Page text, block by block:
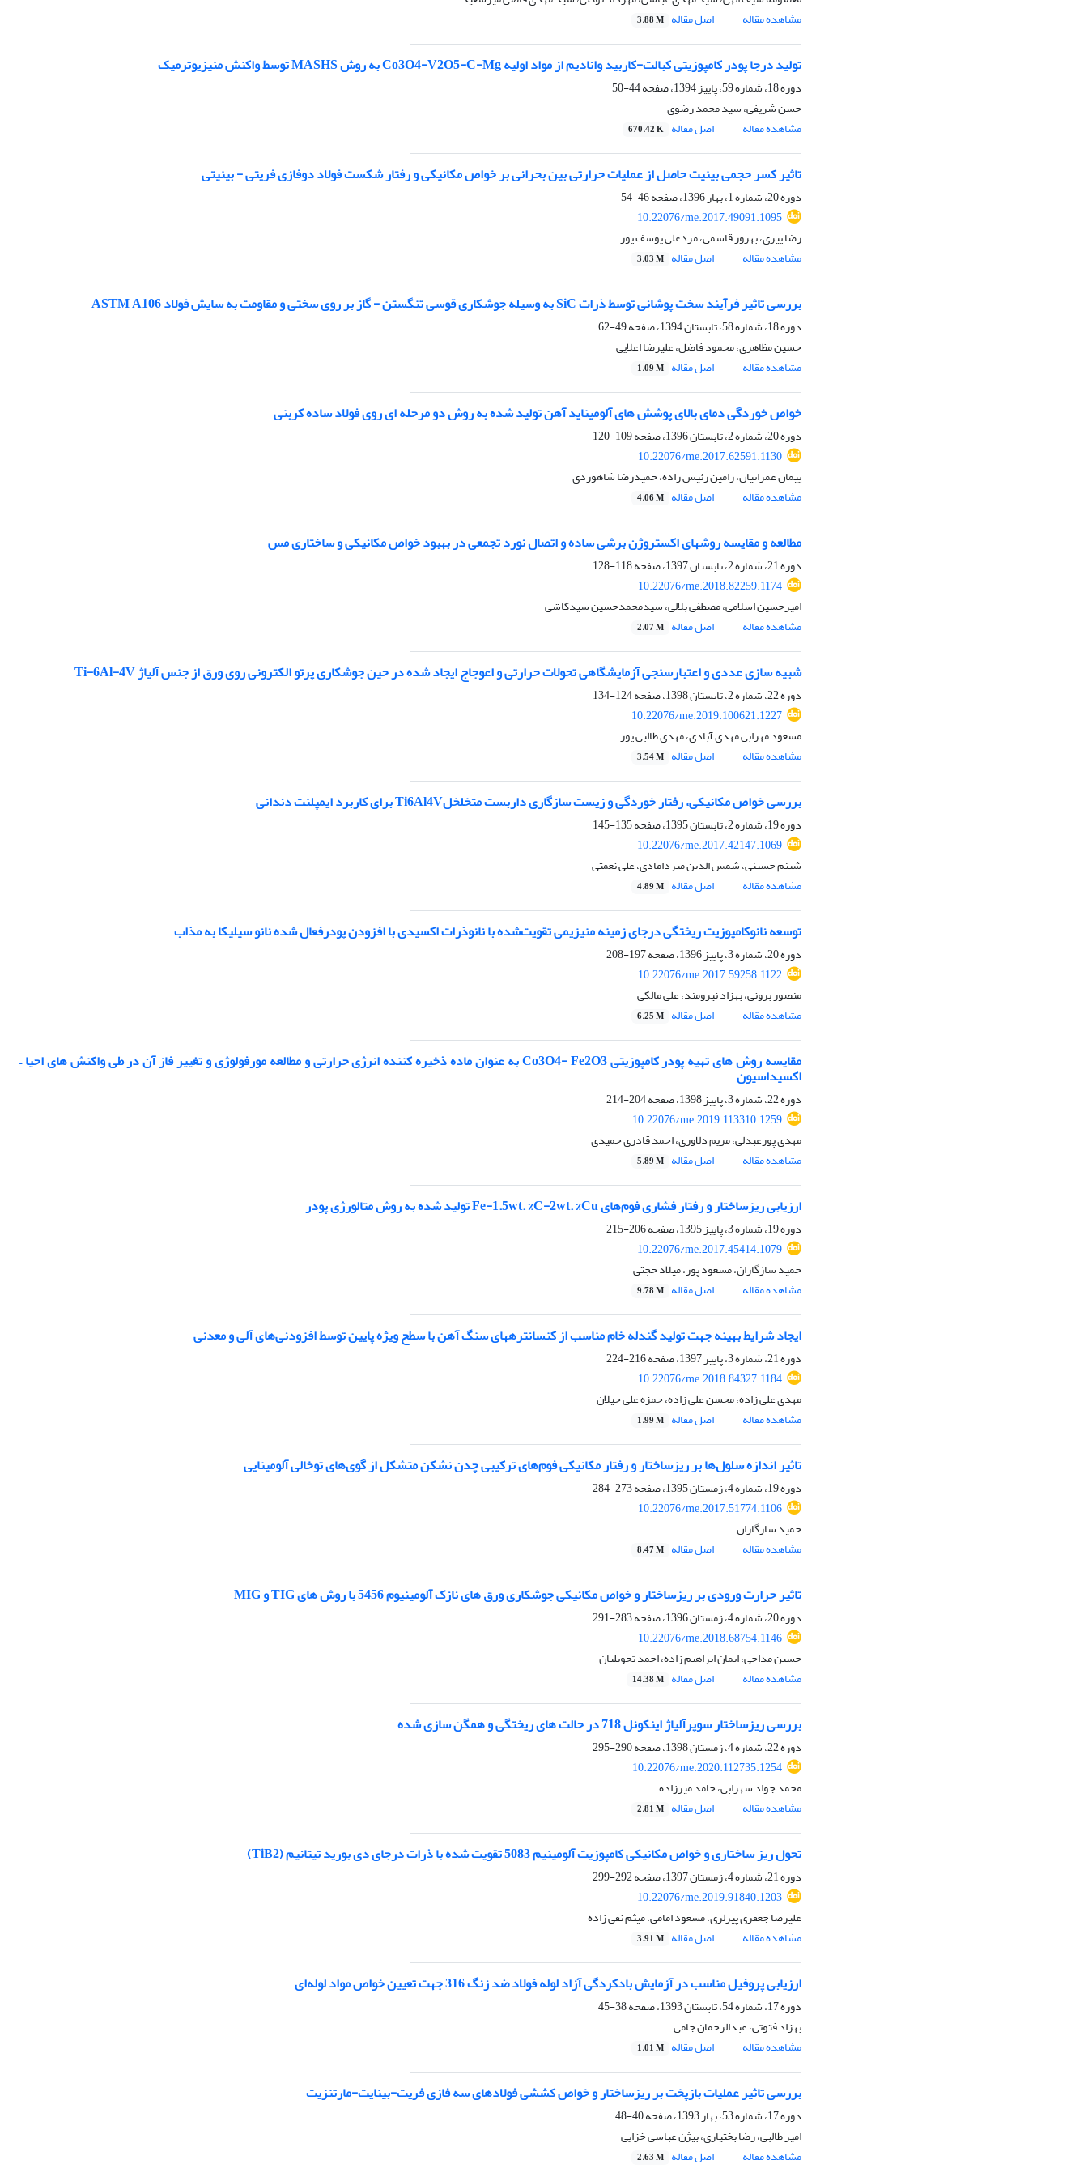
مشاهده مقاله
اصل مقاله 3.88 M
تولید درجا پودر کامپوزیتی کبالت-کاربید وانادیم از مواد اولیه Co3O4-V2O5-C-Mg به روش MASHS توسط واکنش منیزیوترمیک
دوره 18، شماره 59، پاییز 1394، صفحه
44-50
حسن شریفی، سید محمد رضوی
مشاهده مقاله
اصل مقاله 670.42 K
تاثیر کسر حجمی بینیت حاصل از عملیات حرارتی بین بحرانی بر خواص مکانیکی و رفتار شکست فولاد دوفازی فریتی - بینیتی
دوره 20، شماره 1، بهار 1396، صفحه
46-54
10.22076/me.2017.49091.1095
رضا پیری، بهروز قاسمی، مردعلی یوسف پور
مشاهده مقاله
اصل مقاله 3.03 M
بررسی تاثیر فرآیند سخت پوشانی توسط ذرات SiC به وسیله جوشکاری قوسی تنگستن - گاز بر روی سختی و مقاومت به سایش فولاد ASTM A106
دوره 18، شماره 58، تابستان 1394، صفحه
49-62
حسین مظاهری، محمود فاضل، علیرضا اعلایی
مشاهده مقاله
اصل مقاله 1.09 M
خواص خوردگی دمای بالای پوشش های آلومیناید آهن تولید شده به روش دو مرحله ای روی فولاد ساده کربنی
دوره 20، شماره 2، تابستان 1396، صفحه
109-120
10.22076/me.2017.62591.1130
پیمان عمرانیان، رامین رئیس زاده، حمیدرضا شاهوردی
مشاهده مقاله
اصل مقاله 4.06 M
مطالعه و مقایسه روشهای اکستروژن برشی ساده و اتصال نورد تجمعی در بهبود خواص مکانیکی و ساختاری مس
دوره 21، شماره 2، تابستان 1397، صفحه
118-128
10.22076/me.2018.82259.1174
امیرحسین اسلامی، مصطفی بلالی، سیدمحمدحسین سیدکاشی
مشاهده مقاله
اصل مقاله 2.07 M
شبیه سازی عددی و اعتبارسنجی آزمایشگاهی تحولات حرارتی و اعوجاج ایجاد شده در حین جوشکاری پرتو الکترونی روی ورق از جنس آلیاژ Ti-6Al-4V
دوره 22، شماره 2، تابستان 1398، صفحه
124-134
10.22076/me.2019.100621.1227
مسعود مهرابی مهدی آبادی، مهدی طالبی پور
مشاهده مقاله
اصل مقاله 3.54 M
بررسی خواص مکانیکی، رفتار خوردگی و زیست سازگاری داربست متخلخلTi6Al4V برای کاربرد ایمپلنت دندانی
دوره 19، شماره 2، تابستان 1395، صفحه
135-145
10.22076/me.2017.42147.1069
شبنم حسینی، شمس الدین میردامادی، علی نعمتی
مشاهده مقاله
اصل مقاله 4.89 M
توسعه نانوکامپوزیت ریختگی درجای زمینه منیزیمی تقویت‌شده با نانوذرات اکسیدی با افزودن پودرفعال شده نانو سیلیکا به مذاب
دوره 20، شماره 3، پاییز 1396، صفحه
197-208
10.22076/me.2017.59258.1122
منصور برونی، بهزاد نیرومند، علی مالکی
مشاهده مقاله
اصل مقاله 6.25 M
مقایسه روش های تهیه پودر کامپوزیتی Co3O4- Fe2O3 به عنوان ماده ذخیره کننده انرژی حرارتی و مطالعه مورفولوژی و تغییر فاز آن در طی واکنش های احیا –
اکسیداسیون
دوره 22، شماره 3، پاییز 1398، صفحه
204-214
10.22076/me.2019.113310.1259
مهدی پورعبدلی، مریم دلاوری، احمد قادری حمیدی
مشاهده مقاله
اصل مقاله 5.89 M
ارزیابی ریزساختار و رفتار فشاری فوم‌های Fe-1.5wt. %C-2wt. %Cu تولید شده به روش متالورژی پودر
دوره 19، شماره 3، پاییز 1395، صفحه
206-215
10.22076/me.2017.45414.1079
حمید سازگاران، مسعود پور، میلاد حجتی
مشاهده مقاله
اصل مقاله 9.78 M
ایجاد شرایط بهینه جهت تولید گندله خام مناسب از کنسانتره‎های سنگ آهن با سطح ویژه پایین توسط افزودنی‌های آلی و معدنی
دوره 21، شماره 3، پاییز 1397، صفحه
216-224
10.22076/me.2018.84327.1184
مهدی علی زاده، محسن علی زاده، حمزه علی جیلان
مشاهده مقاله
اصل مقاله 1.99 M
تاثیر اندازه سلول‌ها بر ریزساختار و رفتار مکانیکی فوم‌های ترکیبی چدن نشکن متشکل از گوی‌های توخالی آلومینایی
دوره 19، شماره 4، زمستان 1395، صفحه
273-284
10.22076/me.2017.51774.1106
حمید سازگاران
مشاهده مقاله
اصل مقاله 8.47 M
تاثیر حرارت ورودی بر ریزساختار و خواص مکانیکی جوشکاری ورق های نازک آلومینیوم 5456 با روش های TIG و MIG
دوره 20، شماره 4، زمستان 1396، صفحه
283-291
10.22076/me.2018.68754.1146
حسین مداحی، ایمان ابراهیم زاده، احمد تحویلیان
مشاهده مقاله
اصل مقاله 14.38 M
بررسی ریزساختار سوپرآلیاژ اینکونل 718 در حالت های ریختگی و همگن سازی شده
دوره 22، شماره 4، زمستان 1398، صفحه
290-295
10.22076/me.2020.112735.1254
محمد جواد سهرابی، حامد میرزاده
مشاهده مقاله
اصل مقاله 2.81 M
تحول ریز ساختاری و خواص مکانیکی کامپوزیت آلومینیم 5083 تقویت شده با ذرات درجای دی بورید تیتانیم (TiB2)
دوره 21، شماره 4، زمستان 1397، صفحه
292-299
10.22076/me.2019.91840.1203
علیرضا جعفری پیرلری، مسعود امامی، میثم نقی زاده
مشاهده مقاله
اصل مقاله 3.91 M
ارزیابی پروفیل مناسب در آزمایش بادکردگی آزاد لوله فولاد ضد زنگ 316 جهت تعیین خواص مواد لوله‌ای
دوره 17، شماره 54، تابستان 1393، صفحه
38-45
بهزاد فتوتی، عبدالرحمان جامی
مشاهده مقاله
اصل مقاله 1.01 M
بررسی تاثیر عملیات بازپخت بر ریزساختار و خواص کششی فولادهای سه فازی فریت-بینایت-مارتنزیت
دوره 17، شماره 53، بهار 1393، صفحه
40-48
امیر طالبی، رضا بختیاری، بیژن عباسی خزایی
مشاهده مقاله
اصل مقاله 2.63 M